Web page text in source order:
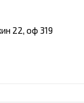
22, оф 319